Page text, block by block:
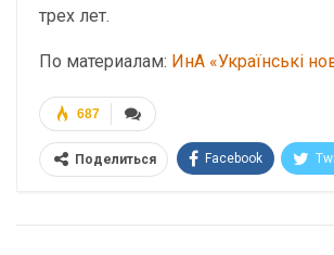
трех лет.
По материалам: ИнА «Українські
687
Поделиться Facebook